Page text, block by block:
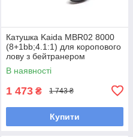
Катушка Kaida MBR02 8000
(8+1bb;4.1:1) для коропового
лову з бейтранером
(додаткова шпуля)
В наявності
1 473 ₴ 1 743 ₴
Купити